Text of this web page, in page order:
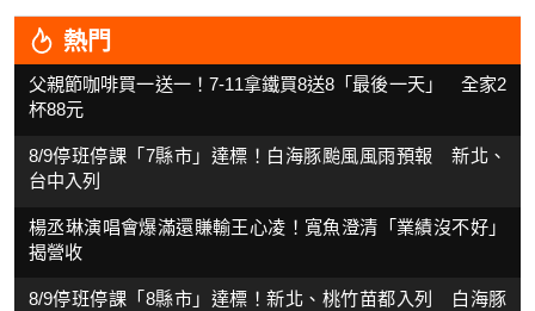
熱門
父親節咖啡買一送一！7-11拿鐵買8送8「最後一天」 全家2
杯88元
8/9停班停課「7縣市」達標！白海豚颱風風雨預報 新北、
台中入列
楊丞琳演唱會爆滿還賺輸王心凌！寬魚澄清「業績沒不好」
揭營收
8/9停班停課「8縣市」達標！新北、桃竹苗都入列 白海豚